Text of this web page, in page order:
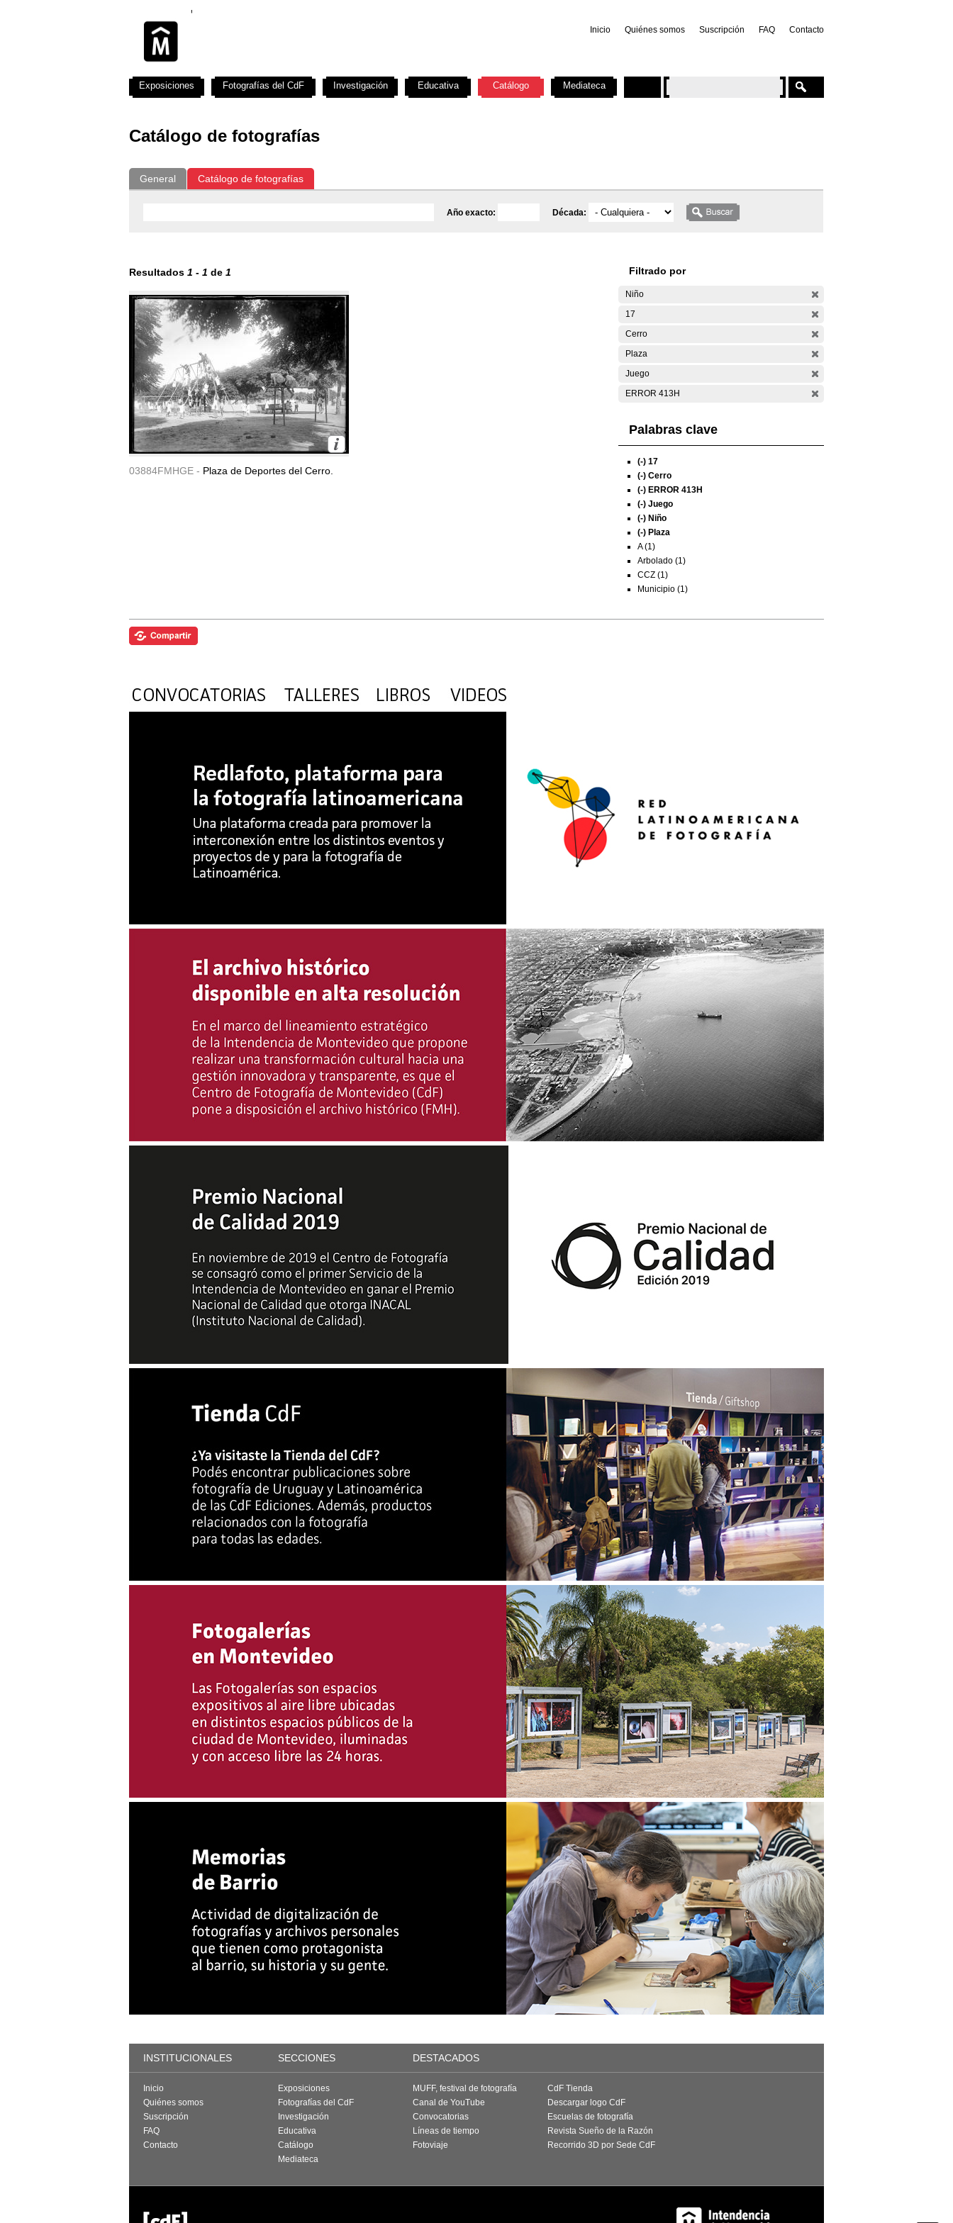
Inicio Quiénes somos Suscripción FAQ Contacto
Catálogo de fotografías
General Catálogo de fotografías
Año exacto: Década:
Resultados 1 - 1 de 1
03884FMHGE - Plaza de Deportes del Cerro.
Filtrado por
Niño
17
Cerro
Plaza
Juego
ERROR 413H
Palabras clave
(-) 17
(-) Cerro
(-) ERROR 413H
(-) Juego
(-) Niño
(-) Plaza
A (1)
Arbolado (1)
CCZ (1)
Municipio (1)
Exposiciones Fotografías del CdF Investigación Educativa Catálogo Mediateca
INSTITUCIONALES SECCIONES DESTACADOS
Inicio
Quiénes somos
Suscripción
FAQ
Contacto
Exposiciones
Fotografías del CdF
Investigación
Educativa
Catálogo
Mediateca
MUFF, festival de fotografía
Canal de YouTube
Convocatorias
Líneas de tiempo
Fotoviaje
CdF Tienda
Descargar logo CdF
Escuelas de fotografía
Revista Sueño de la Razón
Recorrido 3D por Sede CdF